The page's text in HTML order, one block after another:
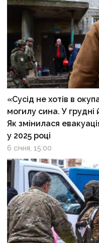
«Сусід не хотів в
могилу сина. У грудні
Як змінилася
у 2025 році
6 січня, 15:00